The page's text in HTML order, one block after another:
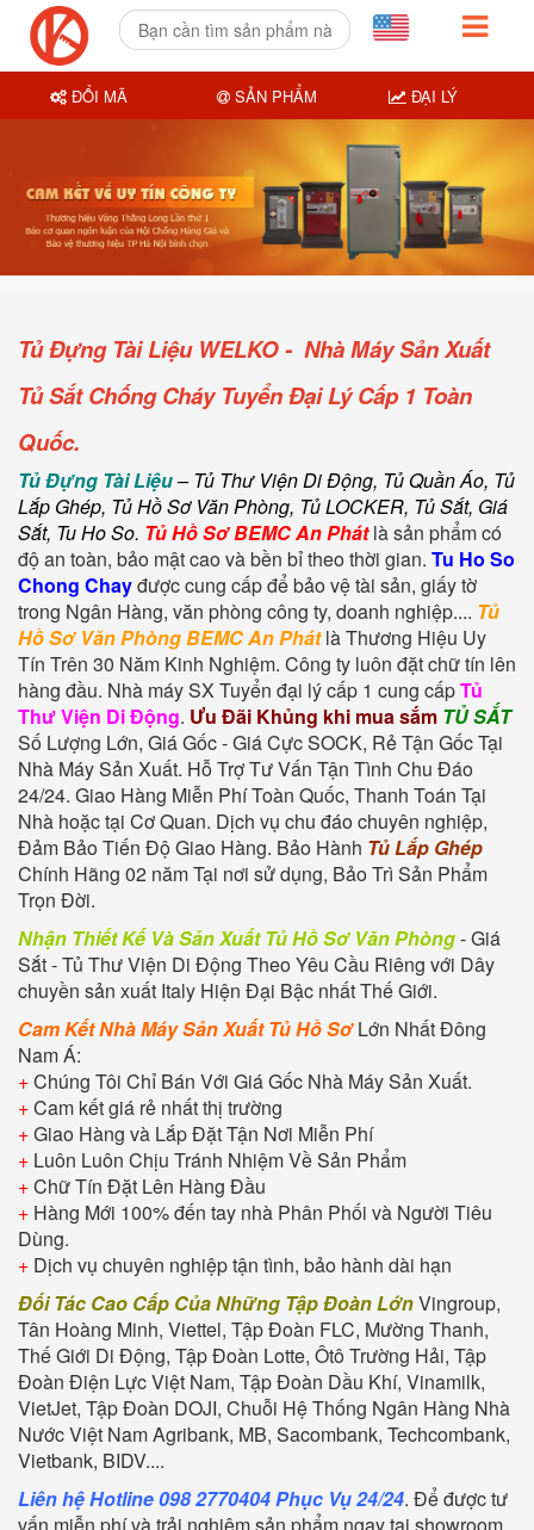
Tủ Đựng Tài Liệu WELKO - Nhà Máy Sản Xuất
Tủ Sắt Chống Cháy Tuyển Đại Lý Cấp 1 Toàn
Quốc.
Tủ Đựng Tài Liệu– Tủ Thư Viện Di Động, Tủ Quần Áo, Tủ
Lắp Ghép, Tủ Hồ Sơ Văn Phòng, Tủ LOCKER, Tủ Sắt, Giá
Sắt, Tu Ho So. Tủ Hồ Sơ BEMC An Phátlà sản phẩm có
độ an toàn, bảo mật cao và bền bỉ theo thời gian. Tu Ho So
Chong Chayđược cung cấp để bảo vệ tài sản, giấy tờ
trong Ngân Hàng, văn phòng công ty, doanh nghiệp.... Tủ
Hồ Sơ Văn Phòng BEMC An Phátlà Thương Hiệu Uy
Tín Trên 30 Năm Kinh Nghiệm. Công ty luôn đặt chữ tín lên
hàng đầu. Nhà máy SX Tuyển đại lý cấp 1 cung cấpTủ
Thư Viện Di Động. Ưu Đãi Khủng khi mua sắm TỦ SẮT
Số Lượng Lớn, Giá Gốc - Giá Cực SOCK, Rẻ Tận Gốc Tại
Nhà Máy Sản Xuất. Hỗ Trợ Tư Vấn Tận Tình Chu Đáo
24/24. Giao Hàng Miễn Phí Toàn Quốc, Thanh Toán Tại
Nhà hoặc tại Cơ Quan. Dịch vụ chu đáo chuyên nghiệp,
Đảm Bảo Tiến Độ Giao Hàng. Bảo Hành Tủ Lắp Ghép
Chính Hãng 02 năm Tại nơi sử dụng, Bảo Trì Sản Phẩm
Trọn Đời.
Nhận Thiết Kế Và Sản Xuất Tủ Hồ Sơ Văn Phòng- Giá
Sắt - Tủ Thư Viện Di Động Theo Yêu Cầu Riêng với Dây
chuyền sản xuất Italy Hiện Đại Bậc nhất Thế Giới.
Cam Kết Nhà Máy Sản Xuất Tủ Hồ SơLớn Nhất Đông
Nam Á:
+Chúng Tôi Chỉ Bán Với Giá Gốc Nhà Máy Sản Xuất.
+Cam kết giá rẻ nhất thị trường
+Giao Hàng và Lắp Đặt Tận Nơi Miễn Phí
+ Luôn Luôn Chịu Tránh Nhiệm Về Sản Phẩm
+Chữ Tín Đặt Lên Hàng Đầu
+ Hàng Mới 100% đến tay nhà Phân Phối và Người Tiêu
Dùng.
+ Dịch vụ chuyên nghiệp tận tình, bảo hành dài hạn
Đối Tác Cao Cấp Của Những Tập Đoàn LớnVingroup,
Tân Hoàng Minh, Viettel, Tập Đoàn FLC, Mường Thanh,
Thế Giới Di Động, Tập Đoàn Lotte, Ôtô Trường Hải, Tập
Đoàn Điện Lực Việt Nam, Tập Đoàn Dầu Khí, Vinamilk,
VietJet, Tập Đoàn DOJI, Chuỗi Hệ Thống Ngân Hàng Nhà
Nước Việt Nam Agribank, MB, Sacombank, Techcombank,
Vietbank, BIDV....
Liên hệ Hotline 098 2770404 Phục Vụ 24/24. Để được tư
ĐỔI MÃ SẢN PHẨM ĐẠI LÝ